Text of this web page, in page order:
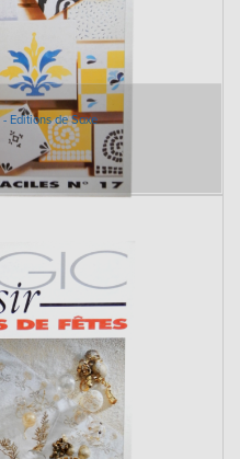
Editions de Saxe